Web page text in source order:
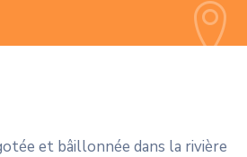
et bâillonnée dans la rivière